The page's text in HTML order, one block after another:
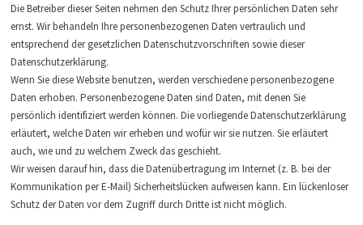
Die Betreiber dieser Seiten nehmen den Schutz Ihrer persönlichen Daten sehr
ernst. Wir behandeln Ihre personenbezogenen Daten vertraulich und
entsprechend der gesetzlichen Datenschutzvorschriften sowie dieser
Datenschutzerklärung.
Wenn Sie diese Website benutzen, werden verschiedene personenbezogene
Daten erhoben. Personenbezogene Daten sind Daten, mit denen Sie
persönlich identifiziert werden können. Die vorliegende Datenschutzerklärung
erläutert, welche Daten wir erheben und wofür wir sie nutzen. Sie erläutert
auch, wie und zu welchem Zweck das geschieht.
Wir weisen darauf hin, dass die Datenübertragung im Internet (z. B. bei der
Kommunikation per E-Mail) Sicherheitslücken aufweisen kann. Ein lückenloser
Schutz der Daten vor dem Zugriff durch Dritte ist nicht möglich.